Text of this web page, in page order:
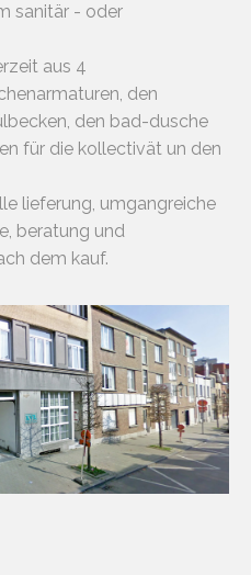
sanitär - oder
aus 4
den
den bad-dusche
für die kollectivät un den
lieferung, umgangreiche
beratung und
dem kauf.